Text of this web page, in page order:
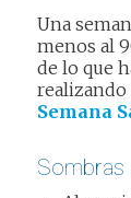
Una
menos al
de lo que
realizando
Semana
Sombras